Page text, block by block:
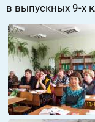
в выпускных 9-х